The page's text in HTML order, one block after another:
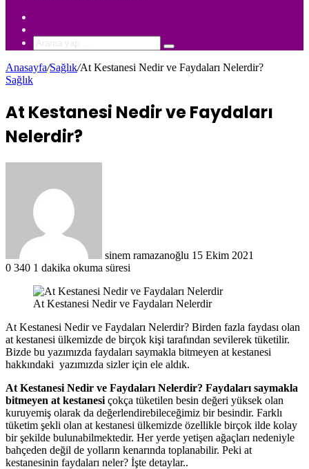
Arama
yap
...
Anasayfa/Sağlık/At Kestanesi Nedir ve Faydaları Nelerdir?
Sağlık
At Kestanesi Nedir ve Faydaları
Nelerdir?
sinem ramazanoğlu 15 Ekim 2021
0 340 1 dakika okuma süresi
At Kestanesi Nedir ve Faydaları Nelerdir
At Kestanesi Nedir ve Faydaları Nelerdir? Birden fazla faydası olan
at kestanesi ülkemizde de birçok kişi tarafından sevilerek tüketilir.
Bizde bu yazımızda faydaları saymakla bitmeyen at kestanesi
hakkındaki yazımızda sizler için ele aldık.
At Kestanesi Nedir ve Faydaları Nelerdir? Faydaları saymakla
bitmeyen at kestanesi çokça tüketilen besin değeri yüksek olan
kuruyemiş olarak da değerlendirebileceğimiz bir besindir. Farklı
tüketim şekli olan at kestanesi ülkemizde özellikle birçok ilde kolay
bir şekilde bulunabilmektedir. Her yerde yetişen ağaçları nedeniyle
bahçeden değil de yolların kenarında toplanabilir. Peki at
kestanesinin faydaları neler? İşte detaylar..